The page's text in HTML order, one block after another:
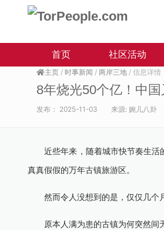
首页 社区活动
主页 / 时事新闻 / 两岸三地 / 信息详情
8年烧光50个亿！中
发布： 2025-11-03 来源: 婉儿八卦
近些年来，随着城市快节奏生活
真真假假的万年古镇旅游区。
然而令人没想到的是，仅仅几个月
原本人满为患的古镇为何突然间